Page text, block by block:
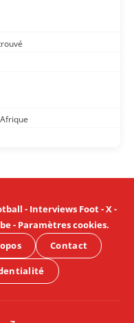
- Interviews Foot-X-
- Paramètres cookies.
Contact